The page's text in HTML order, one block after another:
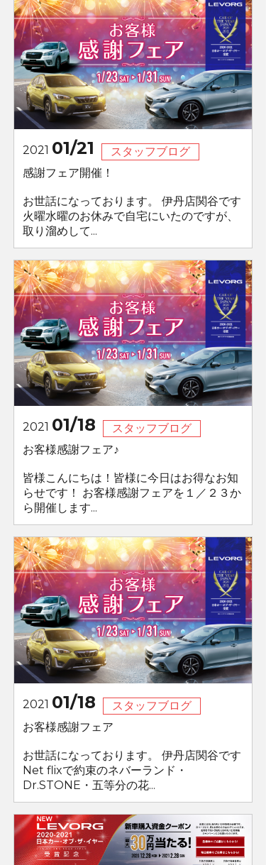
2021 01/21
スタッフブログ
感謝フェア開催！
お世話になっております。 伊丹店関谷です
火曜水曜のお休みで自宅にいたのですが、
取り溜めして...
2021 01/18
スタッフブログ
お客様感謝フェア♪
皆様こんにちは！皆様に今日はお得なお知
らせです！ お客様感謝フェアを１／２３か
ら開催します...
2021 01/18
スタッフブログ
お客様感謝フェア
お世話になっております。 伊丹店関谷です
Net flixで約束のネバーランド・
Dr.STONE・五等分の花...